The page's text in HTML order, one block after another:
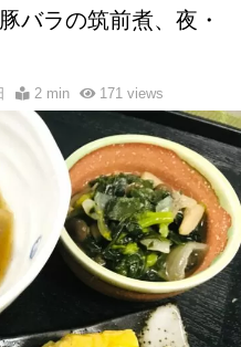
バラの筑前煮、夜・
2 min 171views